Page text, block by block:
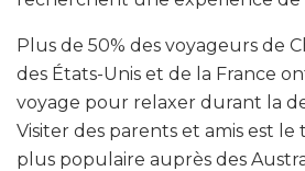
Plus de 50% des voyageurs de
des États-Unis et de la France
voyage pour relaxer durant la
Visiter des parents et amis est le
plus populaire auprès des